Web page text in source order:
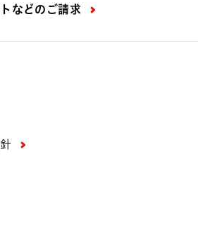
などの ご請求